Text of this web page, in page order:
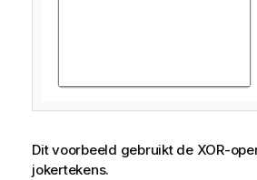
Dit voorbeeld gebruikt de XOR-
jokertekens.